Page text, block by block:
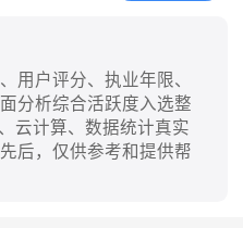
用户评分、执业年限、
分析综合活跃度入选整
云计算、数据统计真实
后，仅供参考和提供帮